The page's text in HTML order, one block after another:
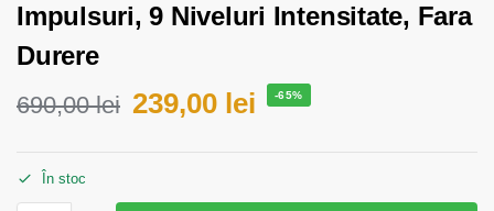
Impulsuri, 9 Niveluri Intensitate, Fara
Durere
690,00lei 239,00 lei -65%
În stoc